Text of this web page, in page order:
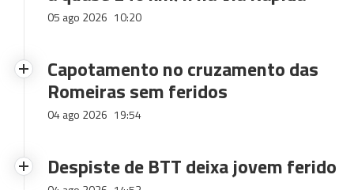
05 ago 2026 10:20
Capotamento no cruzamento das
Romeiras sem feridos
04 ago 2026 19:54
Despiste de BTT deixa jovem ferido